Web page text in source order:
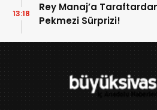
Rey Manaj’a
Pekmezi Sürprizi!
13:18